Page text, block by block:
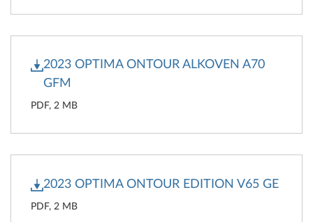
2023 OPTIMA ONTOUR ALKOVEN A70
GFM
PDF, 2 MB
2023 OPTIMA ONTOUR EDITION V65 GE
PDF, 2 MB